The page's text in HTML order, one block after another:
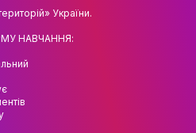
України.
НАВЧАННЯ: